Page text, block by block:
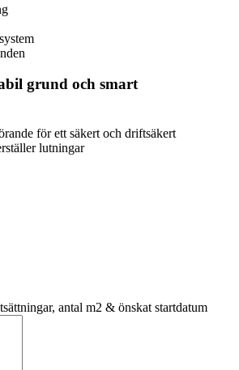
grund och smart
för ett säkert och driftsäkert
lutningar
antal m2 & önskat startdatum